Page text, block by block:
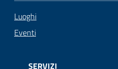
Luoghi
Eventi
SERVIZI